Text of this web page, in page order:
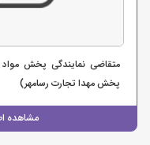
مشاهده
متقاضی نمایندگی پخش
پخش مهدا تجارت رسامهر)